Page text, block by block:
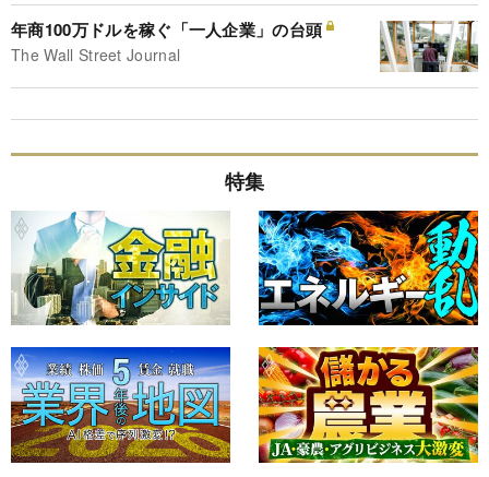
年商100万ドルを稼ぐ「一人企業」の台頭
The Wall Street Journal
特集